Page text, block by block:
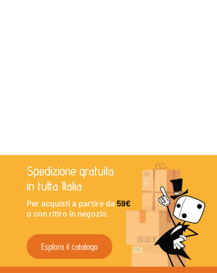
Spedizione gratuita
in tutta Italia
Per acquisti a partire da 59€
o con ritiro in negozio.
Esplora il catalogo